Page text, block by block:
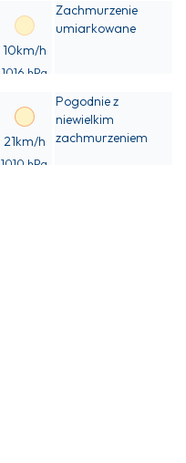
10km/h
1016 hPa
Zachmurzenie
umiarkowane
21km/h
1010 hPa
Pogodnie z
niewielkim
zachmurzeniem